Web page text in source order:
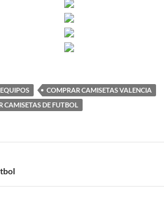
COMPRAR CAMISETAS VALENCIA
CAMISETAS DE FUTBOL